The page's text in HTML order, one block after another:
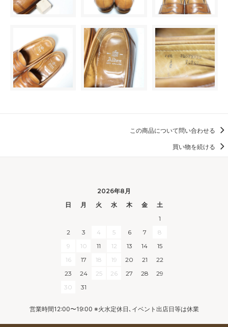
この商品について問い合わせる
買い物を続ける
2026年8月
日
月 火 水 木 金
土
1
2
3 4 5 6 7
8
9
10 11 12 13 14
15
16
17 18 19 20 21
22
23
24 25 26 27 28
29
30
31
営業時間12:00〜19:00 ※火水定休日､イベント出店日等は休業